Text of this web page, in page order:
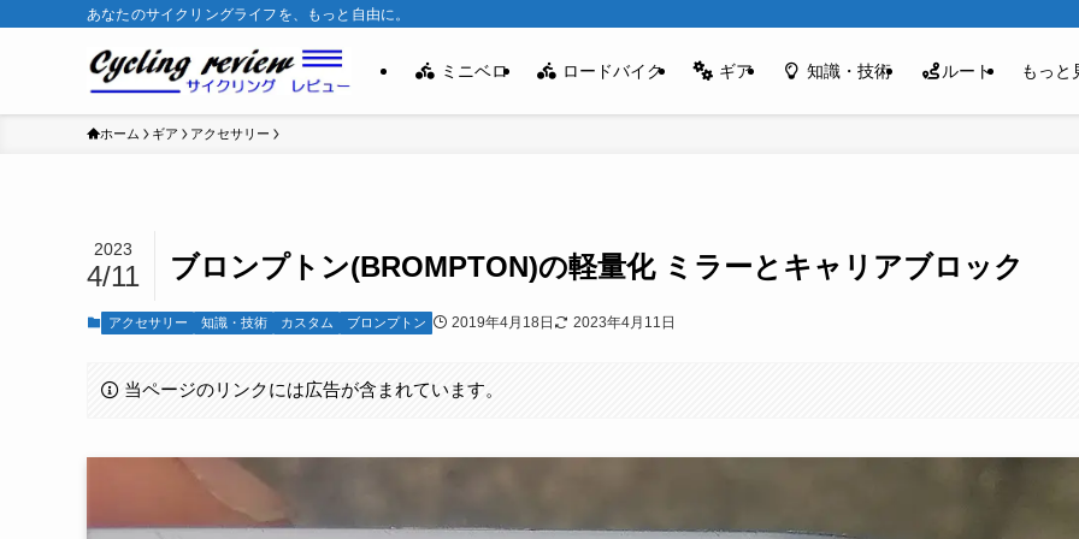
あなたのサイクリングライフを、もっと自由に。
ミニベロ ロードバイク ギア 知識・技術 ルート もっと
ホーム ギア アクセサリー
ブロンプトン(BROMPTON)の軽量化 ミラーとキャリアブロック
2023
4/11
アクセサリー 知識・技術 カスタム ブロンプトン 2019年4月18日 2023年4月11日
当ページのリンクには広告が含まれています。